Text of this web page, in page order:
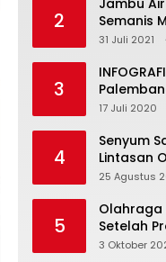
2
Jambu
Semanis
31 Juli 2021
3
yang
17 Juli 2020
4
Senyum
Lintasan
25 Agustus
5
Olahraga
Setelah
3 Oktober